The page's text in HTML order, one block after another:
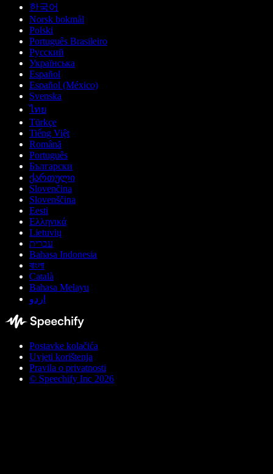
한국어
Norsk bokmål
Polski
Português Brasileiro
Русский
Українська
Español
Español (México)
Svenska
ไทย
Türkçe
Tiếng Việt
Română
Português
Български
ქართული
Slovenčina
Slovenščina
Eesti
Ελληνικά
Lietuvių
עברית
Bahasa Indonesia
বাংলা
Català
Bahasa Melayu
اردو
Postavke kolačića
Uvjeti korištenja
Pravila o privatnosti
© Speechify Inc 2026